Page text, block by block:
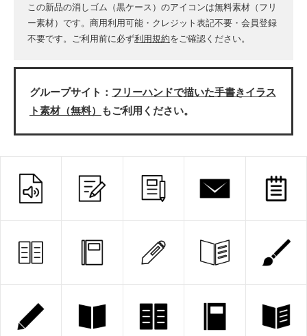
この新品の消しゴム（黒ケース）のアイコンは無料素材（フリ
ー素材）です。商用利用可能・クレジット表記不要・会員登録
不要です。ご利用前に必ず利用規約をご確認ください。
グループサイト： フリーハンドで描いた手書きイラス
ト素材（無料）
もご利用ください。